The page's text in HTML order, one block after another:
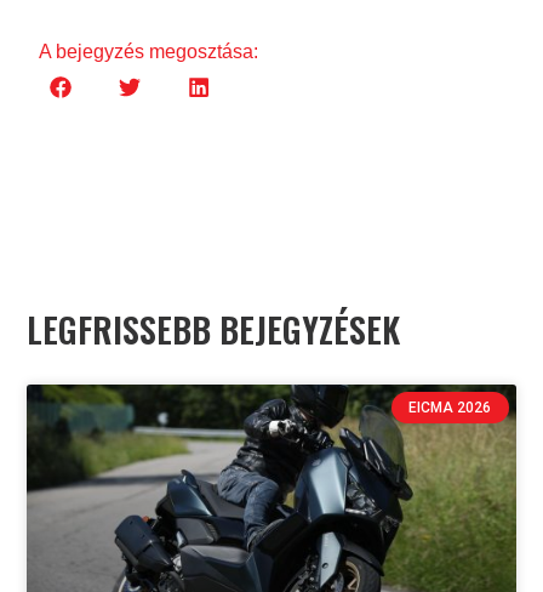
A bejegyzés megosztása:
LEGFRISSEBB BEJEGYZÉSEK
EICMA 2026